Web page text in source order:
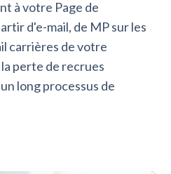
à votre Page de
d'e-mail, de MP sur les
carrières de votre
perte de recrues
long processus de